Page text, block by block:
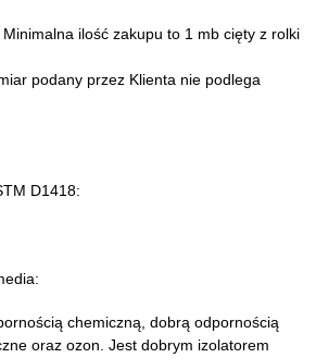
ilość zakupu to 1 mb cięty z rolki
podany przez Klienta nie podlega
D1418:
chemiczną, dobrą odpornością
oraz ozon. Jest dobrym izolatorem